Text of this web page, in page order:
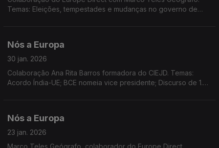
Temas: Eleições, tempestades e mudanças no governo de
Nós a Europa
30 jan. 2026
Colaboração Ana Rita Barros formadora do CIEJD. Temas:
Acordo Índia-UE; BCE nomeia vice presidente; Discurso de 1.º
Nós a Europa
23 jan. 2026
Marco Teles Geógrafo, colaborador do Europe Direct